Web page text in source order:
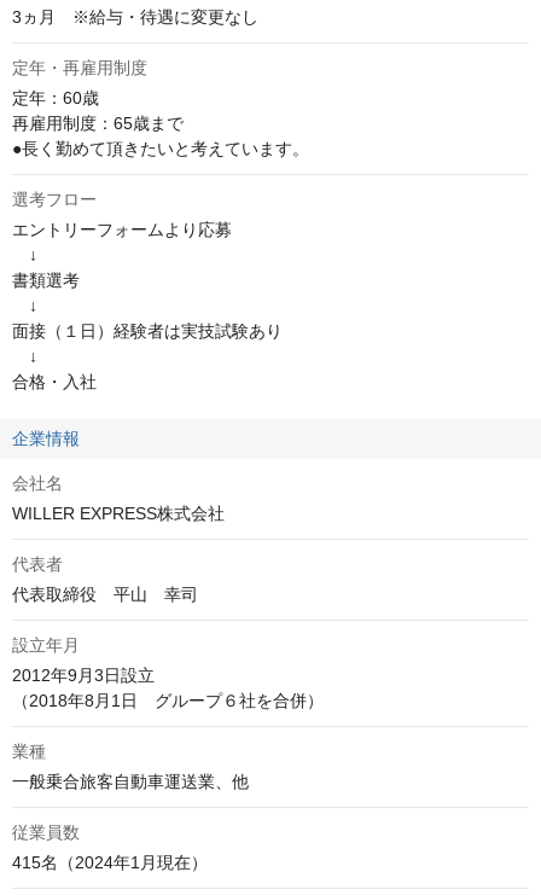
3ヵ月　※給与・待遇に変更なし
定年・再雇用制度
定年：60歳
再雇用制度：65歳まで
●長く勤めて頂きたいと考えています。
選考フロー
エントリーフォームより応募
↓
書類選考
↓
面接（１日）経験者は実技試験あり
↓
合格・入社
企業情報
会社名
WILLER EXPRESS株式会社
代表者
代表取締役　平山　幸司
設立年月
2012年9月3日設立
業種
一般乗合旅客自動車運送業、他
従業員数
415名（2024年1月現在）